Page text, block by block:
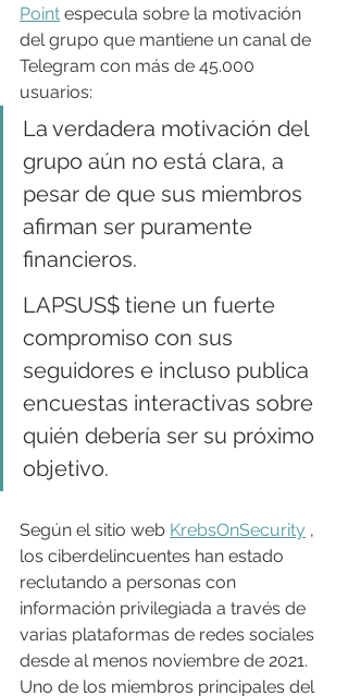
Point especula sobre la motivación
del grupo que mantiene un canal de
Telegram con más de 45.000
usuarios:
La verdadera motivación del
grupo aún no está clara, a
pesar de que sus miembros
afirman ser puramente
financieros.
LAPSUS$ tiene un fuerte
compromiso con sus
seguidores e incluso publica
encuestas interactivas sobre
quién debería ser su próximo
objetivo.
Según el sitio web KrebsOnSecurity ,
los ciberdelincuentes han estado
reclutando a personas con
información privilegiada a través de
varias plataformas de redes sociales
desde al menos noviembre de 2021.
Uno de los miembros principales del